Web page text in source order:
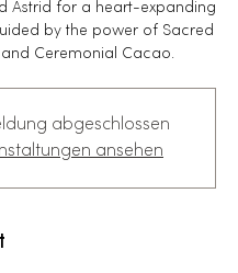
Astrid for a heart-expanding
by the power of Sacred
abgeschlossen
ansehen